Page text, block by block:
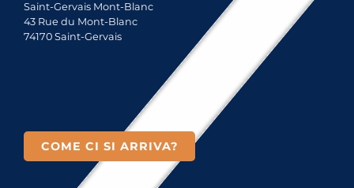
Saint-Gervais Mont-Blanc
43 Rue du Mont-Blanc
74170 Saint-Gervais
COME CI SI ARRIVA?